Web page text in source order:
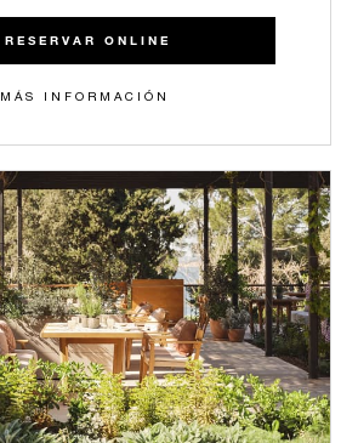
RESERVAR ONLINE
​​MÁS INFORMACIÓN